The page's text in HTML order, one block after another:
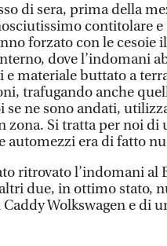
di sera, prima della
contitolare
forzato con le cesoie
dove l’indomani
materiale buttato a
trafugando anche
se ne sono andati,
zona. Si tratta per noi di
era di fatto
ritrovato l’indomani al
due, in ottimo stato,
Caddy Wolkswagen e di